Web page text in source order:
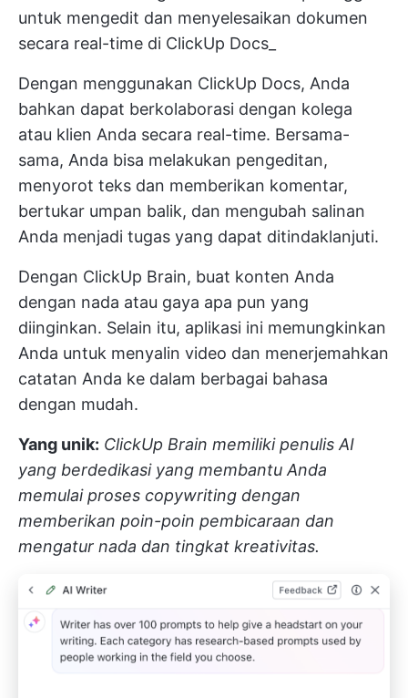
untuk mengedit dan menyelesaikan dokumen
secara real-time di ClickUp Docs_
Dengan menggunakan ClickUp Docs, Anda
bahkan dapat berkolaborasi dengan kolega
atau klien Anda secara real-time. Bersama-
sama, Anda bisa melakukan pengeditan,
menyorot teks dan memberikan komentar,
bertukar umpan balik, dan mengubah salinan
Anda menjadi tugas yang dapat ditindaklanjuti.
Dengan ClickUp Brain, buat konten Anda
dengan nada atau gaya apa pun yang
diinginkan. Selain itu, aplikasi ini memungkinkan
Anda untuk menyalin video dan menerjemahkan
catatan Anda ke dalam berbagai bahasa
dengan mudah.
Yang unik: ClickUp Brain memiliki penulis AI
yang berdedikasi yang membantu Anda
memulai proses copywriting dengan
memberikan poin-poin pembicaraan dan
mengatur nada dan tingkat kreativitas.